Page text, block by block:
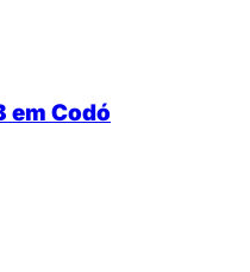
em Codó